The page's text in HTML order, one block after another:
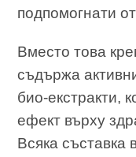
подпомогнати
Вместо това
съдържа
био-екстракти,
ефект върху
Всяка съставка